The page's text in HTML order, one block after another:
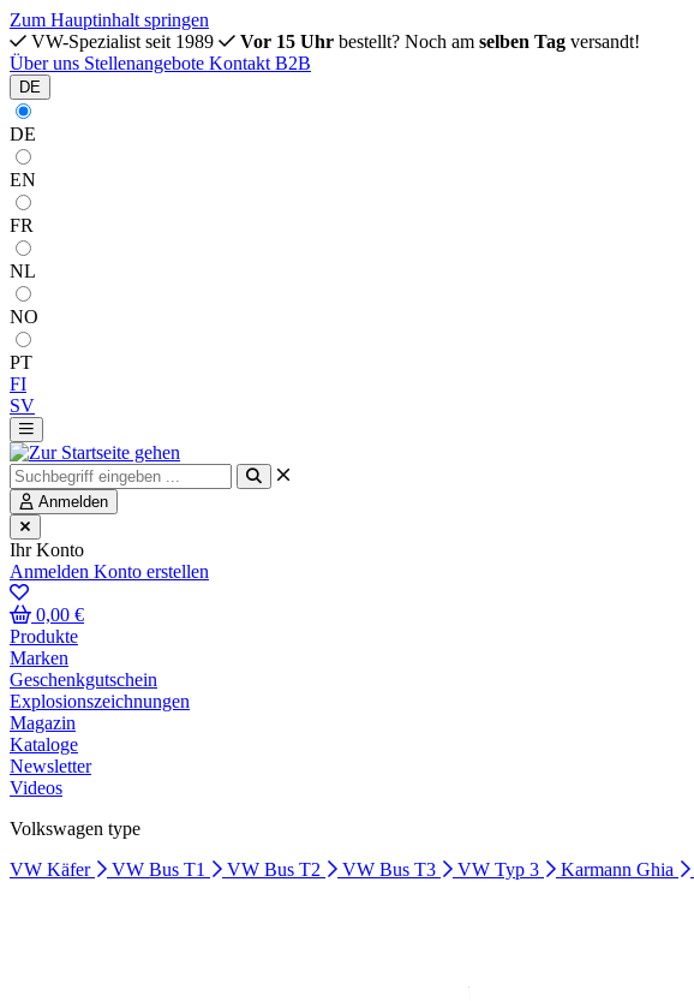
Zum Hauptinhalt springen
VW-Spezialist seit 1989
Vor 15 Uhr bestellt? Noch am selben Tag versandt!
Über uns Stellenangebote Kontakt B2B
DE
DE
EN
FR
NL
NO
PT
FI
SV
Anmelden
Ihr Konto
Anmelden Konto erstellen
0,00 €
Produkte
Marken
Geschenkgutschein
Explosionszeichnungen
Magazin
Kataloge
Newsletter
Videos
Volkswagen type
VW Käfer
VW Bus T1 VW Bus T2 VW Bus T3 VW Typ 3 Karmann Ghia